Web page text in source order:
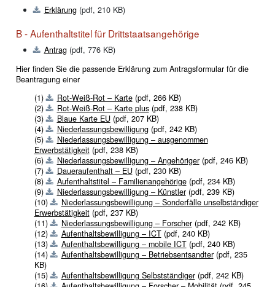
Erklärung(pdf, 210 KB)
B - Aufenthaltstitel für Drittstaatsangehörige
Antrag(pdf, 776 KB)
Hier finden Sie die passende Erklärung zum Antragsformular für die
Beantragung einer
(1)
Rot-Weiß-Rot – Karte(pdf, 266 KB)
(2)
Rot-Weiß-Rot – Karte plus(pdf, 238 KB)
(3)
Blaue Karte EU(pdf, 207 KB)
(4)
Niederlassungsbewilligung(pdf, 242 KB)
(5)
Niederlassungsbewilligung – ausgenommen
Erwerbstätigkeit(pdf, 238 KB)
(6)
Niederlassungsbewilligung – Angehöriger(pdf, 246 KB)
(7)
Daueraufenthalt – EU(pdf, 230 KB)
(8)
Aufenthaltstitel – Familienangehörige(pdf, 234 KB)
(9)
Niederlassungsbewilligung – Künstler(pdf, 239 KB)
(10)
Niederlassungsbewilligung – Sonderfälle unselbständiger
Erwerbstätigkeit(pdf, 237 KB)
(11)
Niederlassungsbewilligung – Forscher(pdf, 242 KB)
(12)
Aufenthaltsbewilligung – ICT(pdf, 240 KB)
(13)
Aufenthaltsbewilligung – mobile ICT(pdf, 240 KB)
(14)
Aufenthaltsbewilligung – Betriebsentsandter(pdf, 235
KB)
(15)
Aufenthaltsbewilligung Selbstständiger(pdf, 242 KB)